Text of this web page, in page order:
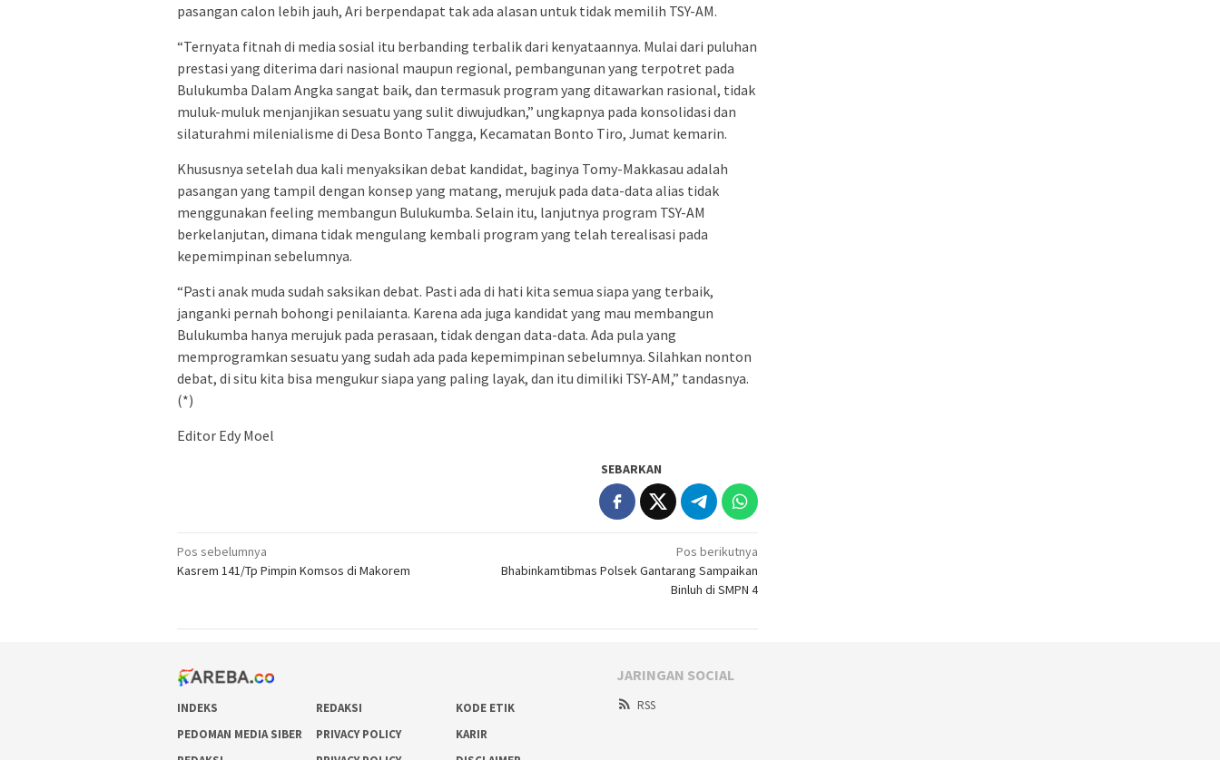
pasangan calon lebih jauh, Ari berpendapat tak ada alasan untuk tidak memilih TSY-AM.
“Ternyata fitnah di media sosial itu berbanding terbalik dari kenyataannya. Mulai dari puluhan
prestasi yang diterima dari nasional maupun regional, pembangunan yang terpotret pada
Bulukumba Dalam Angka sangat baik, dan termasuk program yang ditawarkan rasional, tidak
muluk-muluk menjanjikan sesuatu yang sulit diwujudkan,” ungkapnya pada konsolidasi dan
silaturahmi milenialisme di Desa Bonto Tangga, Kecamatan Bonto Tiro, Jumat kemarin.
Khususnya setelah dua kali menyaksikan debat kandidat, baginya Tomy-Makkasau adalah
pasangan yang tampil dengan konsep yang matang, merujuk pada data-data alias tidak
menggunakan feeling membangun Bulukumba. Selain itu, lanjutnya program TSY-AM
berkelanjutan, dimana tidak mengulang kembali program yang telah terealisasi pada
kepemimpinan sebelumnya.
“Pasti anak muda sudah saksikan debat. Pasti ada di hati kita semua siapa yang terbaik,
janganki pernah bohongi penilaianta. Karena ada juga kandidat yang mau membangun
Bulukumba hanya merujuk pada perasaan, tidak dengan data-data. Ada pula yang
memprogramkan sesuatu yang sudah ada pada kepemimpinan sebelumnya. Silahkan nonton
debat, di situ kita bisa mengukur siapa yang paling layak, dan itu dimiliki TSY-AM,” tandasnya.
(*)
Editor Edy Moel
SEBARKAN
Navigasi
pos
Pos sebelumnya
Kasrem 141/Tp Pimpin Komsos di Makorem
Pos berikutnya
Bhabinkamtibmas Polsek Gantarang Sampaikan
Binluh di SMPN 4
INDEKS REDAKSI
KODE ETIK
PEDOMAN MEDIA SIBER
PRIVACY POLICY
KARIR
JARINGAN SOCIAL
RSS